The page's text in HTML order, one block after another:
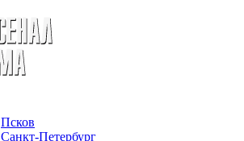
Псков
Санкт-Петербург